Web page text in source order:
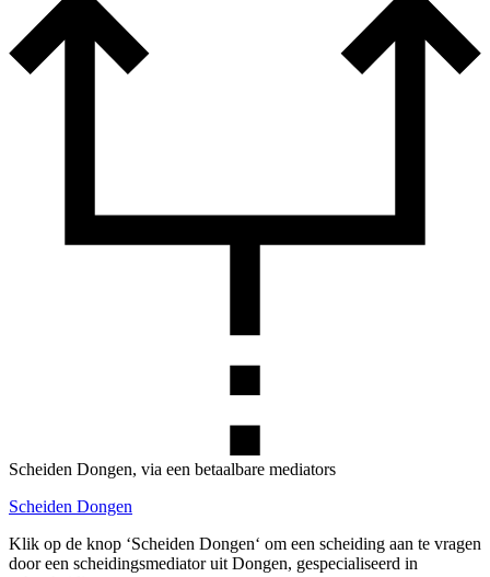
Scheiden Dongen, via een betaalbare mediators
Scheiden Dongen
Klik op de knop ‘Scheiden Dongen‘ om een scheiding aan te vragen
door een scheidingsmediator uit Dongen, gespecialiseerd in